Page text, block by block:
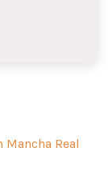
Real